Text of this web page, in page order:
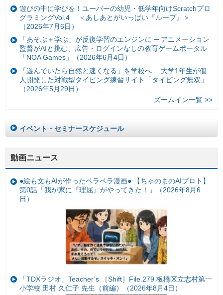
遊びの中に学びを！ユーバーの幼児・低学年向けScratchプロ
グラミングVol.4 ＜あしあとがいっぱい『ループ』＞
（2026年7月6日）
「あそぶ＋学ぶ」が反復学習のエンジンに ─ アニメーション
監督がAIと挑む、広告・ログインなしの教育ゲームポータル
「NOA Games」（2026年6月4日）
「遊んでいたら自然と速くなる」を学校へ ─ 大学1年生が個
人開発した対戦型タイピング練習サイト「タイピング無双」
（2026年5月29日）
ズームイン一覧 >>
イベント・セミナースケジュール
動画ニュース
●絵も文もAIが作ったペラペラ漫画● 【ちゃのまのAIプロト】
第0話「我が家に『理屈』がやってきた！」（2026年8月6
日）
「TDXラジオ」Teacher’s ［Shift］File.279 板橋区立志村第一
小学校 田村 久仁子 先生（前編）（2026年8月4日）